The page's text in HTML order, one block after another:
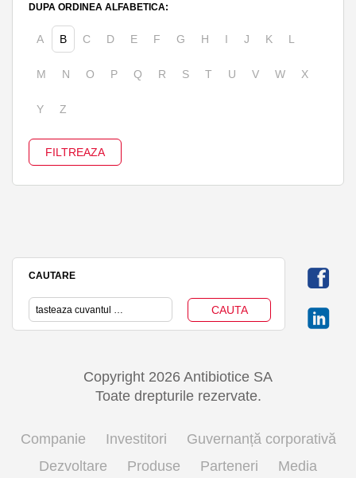
DUPA ORDINEA ALFABETICA:
A B C D E F G H I J K L
M N O P Q R S T U V W X
Y Z
CAUTARE
Copyright 2026 Antibiotice SA
Toate drepturile rezervate.
Companie Investitori
Guvernanță corporativă
Dezvoltare
Produse Parteneri Media